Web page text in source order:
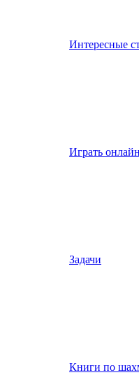
Интересные
Играть онлайн
Задачи
Книги по